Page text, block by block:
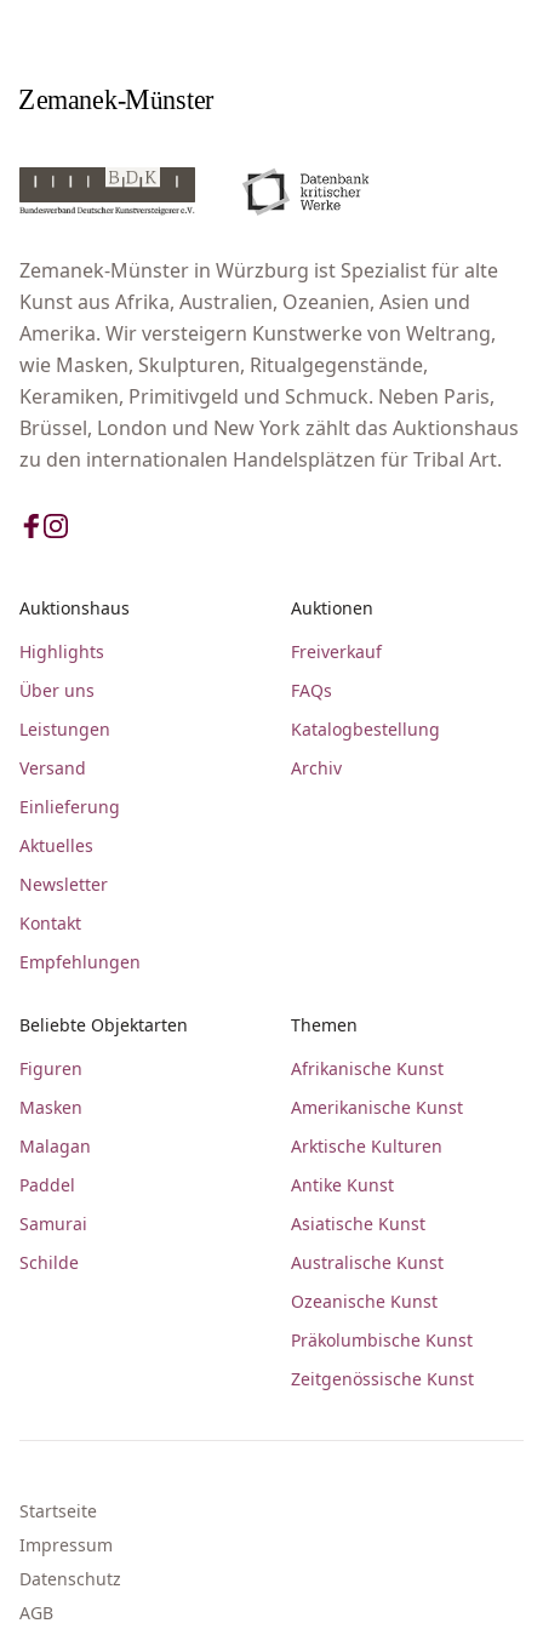
Zemanek-Münster in Würzburg ist Spezialist für alte
Kunst aus Afrika, Australien, Ozeanien, Asien und
Amerika. Wir versteigern Kunstwerke von Weltrang,
wie Masken, Skulpturen, Ritualgegenstände,
Keramiken, Primitivgeld und Schmuck. Neben Paris,
Brüssel, London und New York zählt das Auktionshaus
zu den internationalen Handelsplätzen für Tribal Art.
Auktionshaus
Highlights
Über uns
Leistungen
Versand
Einlieferung
Aktuelles
Newsletter
Kontakt
Empfehlungen
Auktionen
Freiverkauf
FAQs
Katalogbestellung
Archiv
Beliebte Objektarten
Figuren
Masken
Malagan
Paddel
Samurai
Schilde
Themen
Afrikanische Kunst
Amerikanische Kunst
Arktische Kulturen
Antike Kunst
Asiatische Kunst
Australische Kunst
Ozeanische Kunst
Präkolumbische Kunst
Zeitgenössische Kunst
Startseite
Impressum
Datenschutz
AGB